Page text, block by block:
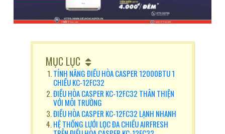
MỤC LỤC
TÍNH NĂNG ĐIỀU HÒA CASPER 12000BTU 1
CHIỀU KC-12FC32
ĐIỀU HÒA CASPER KC-12FC32 THÂN THIỆN
VỚI MÔI TRƯỜNG
ĐIỀU HÒA CASPER KC-12FC32 LẠNH NHANH
HỆ THỐNG LƯỚI LỌC ĐA CHIỀU AIRFRESH